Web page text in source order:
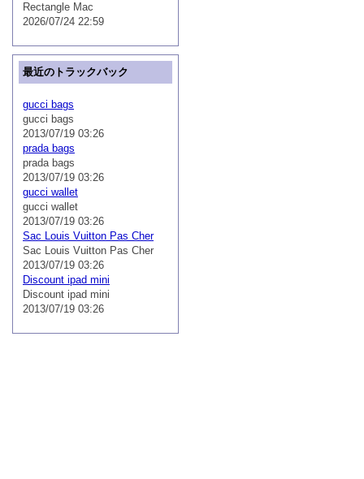
Rectangle Mac
2026/07/24 22:59
最近のトラックバック
gucci bags
gucci bags
2013/07/19 03:26
prada bags
prada bags
2013/07/19 03:26
gucci wallet
gucci wallet
2013/07/19 03:26
Sac Louis Vuitton Pas Cher
Sac Louis Vuitton Pas Cher
2013/07/19 03:26
Discount ipad mini
Discount ipad mini
2013/07/19 03:26